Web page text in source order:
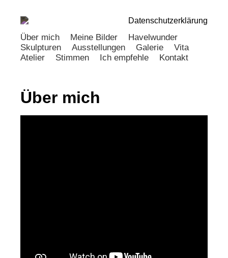
Datenschutzerklärung
Über mich Meine Bilder
Havelwunder
Skulpturen
Ausstellungen Galerie
Vita
Atelier
Stimmen Ich empfehle Kontakt
Über mich